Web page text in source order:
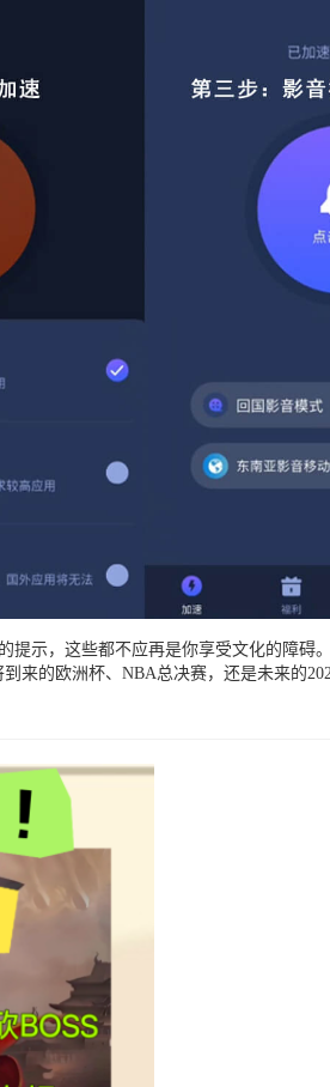
的提示，这些都不应再是你享受文化的障碍
来的欧洲杯、NBA总决赛，还是未来的